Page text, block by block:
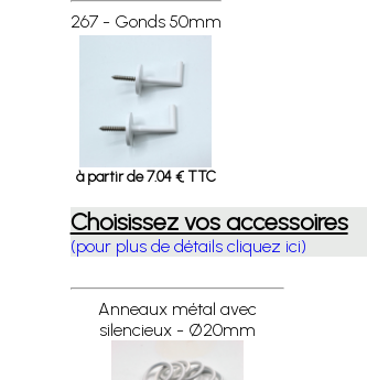
267 - Gonds 50mm
à partir de 7.04 € TTC
Choisissez vos accessoires
(pour plus de détails cliquez ici)
Anneaux métal avec
silencieux - Ø20mm